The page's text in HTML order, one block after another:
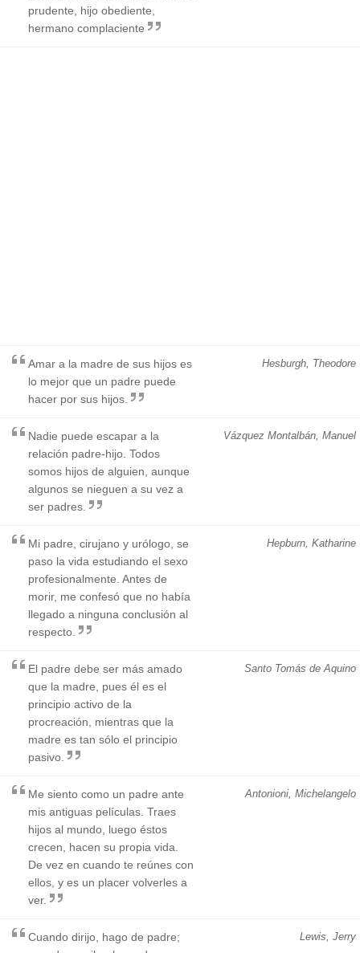
prudente, hijo obediente,
hermano complaciente
Hesburgh, Theodore
Amar a la madre de sus hijos es
lo mejor que un padre puede
hacer por sus hijos.
Vázquez Montalbán, Manuel
Nadie puede escapar a la
relación padre-hijo. Todos
somos hijos de alguien, aunque
algunos se nieguen a su vez a
ser padres.
Hepburn, Katharine
Mi padre, cirujano y urólogo, se
paso la vida estudiando el sexo
profesionalmente. Antes de
morir, me confesó que no había
llegado a ninguna conclusión al
respecto.
Santo Tomás de Aquino
El padre debe ser más amado
que la madre, pues él es el
principio activo de la
procreación, mientras que la
madre es tan sólo el principio
pasivo.
Antonioni, Michelangelo
Me siento como un padre ante
mis antiguas películas. Traes
hijos al mundo, luego éstos
crecen, hacen su propia vida.
De vez en cuando te reúnes con
ellos, y es un placer volverles a
ver.
Lewis, Jerry
Cuando dirijo, hago de padre;